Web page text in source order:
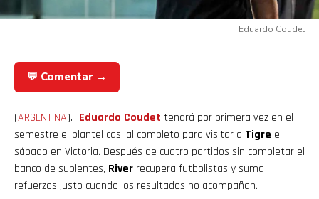
Eduardo Coudet
💬 Comentar →
(ARGENTINA).- Eduardo Coudet tendrá por primera vez en el
semestre el plantel casi al completo para visitar a Tigre el
sábado en Victoria. Después de cuatro partidos sin completar el
banco de suplentes, River recupera futbolistas y suma
refuerzos justo cuando los resultados no acompañan.